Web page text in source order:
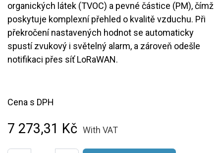
organických látek (TVOC) a pevné částice (PM), čímž
poskytuje komplexní přehled o kvalitě vzduchu. Při
překročení nastavených hodnot se automaticky
spustí zvukový i světelný alarm, a zároveň odešle
notifikaci přes síť LoRaWAN.
Cena s DPH
7 273,31 Kč With VAT